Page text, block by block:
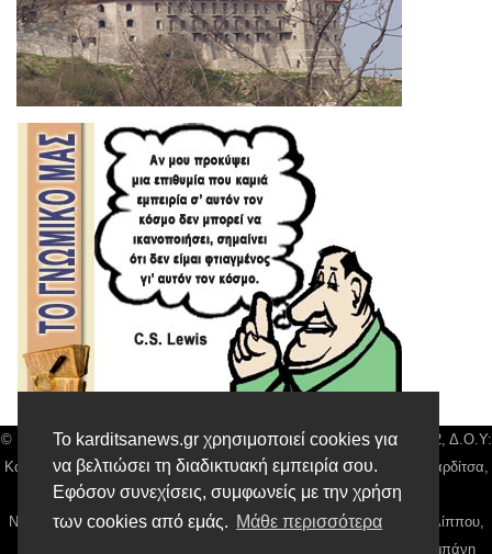
Το karditsanews.gr χρησιμοποιεί cookies για
να βελτιώσει τη διαδικτυακή εμπειρία σου.
Εφόσον συνεχίσεις, συμφωνείς με την χρήση
των cookies από εμάς. Μάθε περισσότερα
© Karditsa News | Διακριτικός Τίτλος: Orion Media, ΑΦΜ: 043750542, Δ.Ο.Υ:
Καρδίτσας, Αρ. Γεμή: 018804431000, Δ/νση: Διάκου 10 τ.κ 43132 Καρδίτσα,
Τηλ: 24410 42500, email:news@karditsanews.gr.
Νόμιμος Εκπρόσωπος, Ιδιοκτήτης και Διαχειριστής: Παναγιώτης Φιλίππου,
Διευθύντρια: Γιαννουσά Βασιλική, Διευθύντιρα Σύνταξης: Μπαλαμπάνη